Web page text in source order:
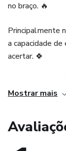
no braço. 🔥
Principalmente
a capacidade
acertar. 🍀
ressurgir das
Altos e baixos,
Mostrar mais